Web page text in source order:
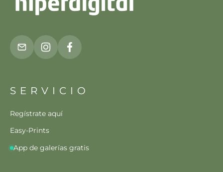
SERVICIO
Regístrate aquí
Easy-Prints
App de galerías gratis